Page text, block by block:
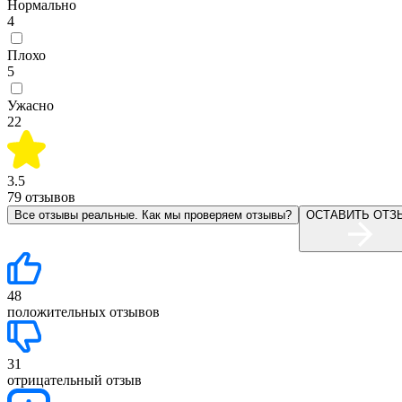
Нормально
4
Плохо
5
Ужасно
22
3.5
79 отзывов
Все отзывы реальные. Как мы проверяем отзывы? ОСТАВИТЬ
48
положительных отзывов
31
отрицательный отзыв